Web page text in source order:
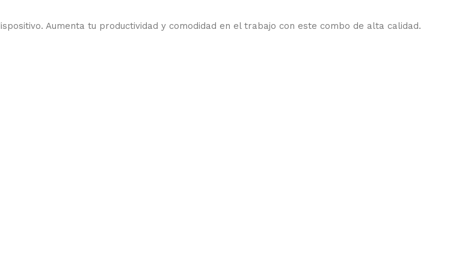
Aumenta tu productividad y comodidad en el trabajo con este combo de alta calidad.